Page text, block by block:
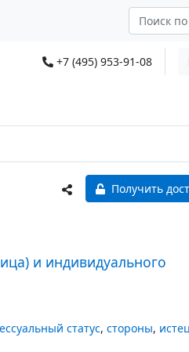
+7 (495) 953-91-08
Получить
и индивидуального
статус, стороны, истец